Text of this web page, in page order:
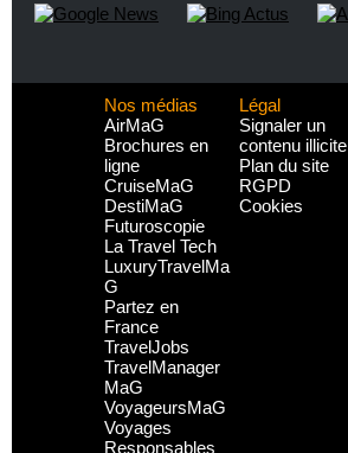
Nos médias
AirMaG
Brochures en
ligne
CruiseMaG
DestiMaG
Futuroscopie
La Travel Tech
LuxuryTravelMa
G
Partez en
France
TravelJobs
TravelManager
MaG
VoyageursMaG
Voyages
Responsables
Légal
Signaler un
contenu illicite
Plan du site
RGPD
Cookies